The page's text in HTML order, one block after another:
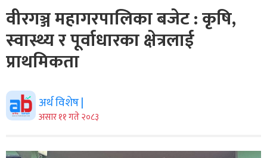
वीरगञ्ज महागरपालिका बजेट : कृषि,
स्वास्थ्य र पूर्वाधारका क्षेत्रलाई
प्राथमिकता
अर्थ विशेष |
असार ११ गते २०८३